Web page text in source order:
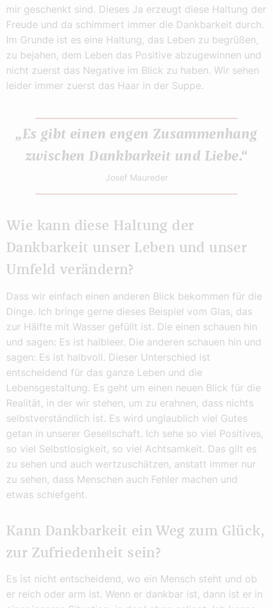
mir geschenkt sind. Dieses Ja erzeugt diese Haltung der
Freude und da schimmert immer die Dankbarkeit durch.
Im Grunde ist es eine Haltung, das Leben zu begrüßen,
zu bejahen, dem Leben das Positive abzugewinnen und
nicht zuerst das Negative im Blick zu haben. Wir sehen
leider immer zuerst das Haar in der Suppe.
„Es gibt einen engen Zusammenhang
zwischen Dankbarkeit und Liebe.“
Josef Maureder
Wie kann diese Haltung der
Dankbarkeit unser Leben und unser
Umfeld verändern?
Dass wir einfach einen anderen Blick bekommen für die
Dinge. Ich bringe gerne dieses Beispiel vom Glas, das
zur Hälfte mit Wasser gefüllt ist. Die einen schauen hin
und sagen: Es ist halbleer. Die anderen schauen hin und
sagen: Es ist halbvoll. Dieser Unterschied ist
entscheidend für das ganze Leben und die
Lebensgestaltung. Es geht um einen neuen Blick für die
Realität, in der wir stehen, um zu erahnen, dass nichts
selbstverständlich ist. Es wird unglaublich viel Gutes
getan in unserer Gesellschaft. Ich sehe so viel Positives,
so viel Selbstlosigkeit, so viel Achtsamkeit. Das gilt es
zu sehen und auch wertzuschätzen, anstatt immer nur
zu sehen, dass Menschen auch Fehler machen und
etwas schiefgeht.
Kann Dankbarkeit ein Weg zum Glück,
zur Zufriedenheit sein?
Es ist nicht entscheidend, wo ein Mensch steht und ob
er reich oder arm ist. Wenn er dankbar ist, dann ist er in